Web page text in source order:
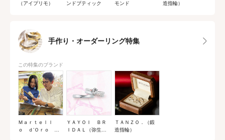
（アイプリモ）
ンドブティック
モンド
造指輪）
手作り・オーダーリング特集
この特集のブランド
Ｍａｒｔｅｌｌ
ｏ ｄ’Ｏｒｏ
ＹＡＹＯＩ ＢＲ
ＩＤＡＬ（弥生貴
ＴＡＮＺＯ．（鍛
造指輪）